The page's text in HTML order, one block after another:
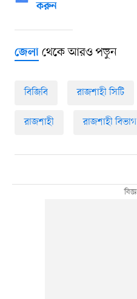
করুন
জেলাথেকে আরও পড়ুন
বিজিবি রাজশাহী সিটি
রাজশাহী রাজশাহী বিভাগ